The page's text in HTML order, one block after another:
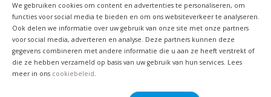
We gebruiken cookies om content en advertenties te personaliseren, om
functies voor social media te bieden en om ons websiteverkeer te analyseren.
Ook delen we informatie over uw gebruik van onze site met onze partners
voor social media, adverteren en analyse. Deze partners kunnen deze
gegevens combineren met andere informatie die u aan ze heeft verstrekt of
die ze hebben verzameld op basis van uw gebruik van hun services. Lees
meer in ons cookiebeleid
Naam
Samenvatting